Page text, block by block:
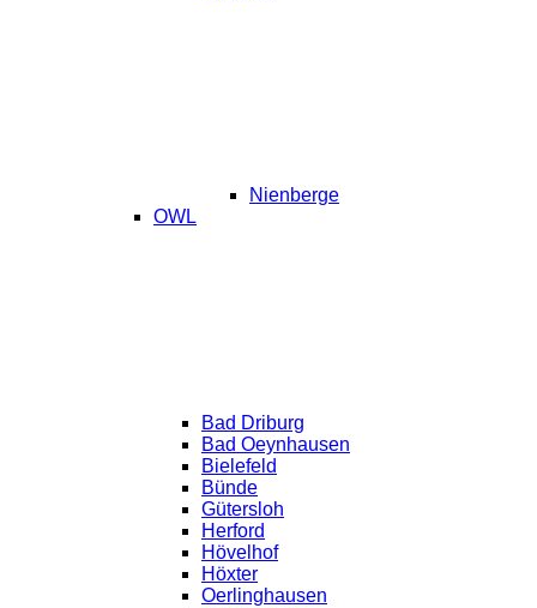
Nienberge
OWL
Bad Driburg
Bad Oeynhausen
Bielefeld
Bünde
Gütersloh
Herford
Hövelhof
Höxter
Oerlinghausen